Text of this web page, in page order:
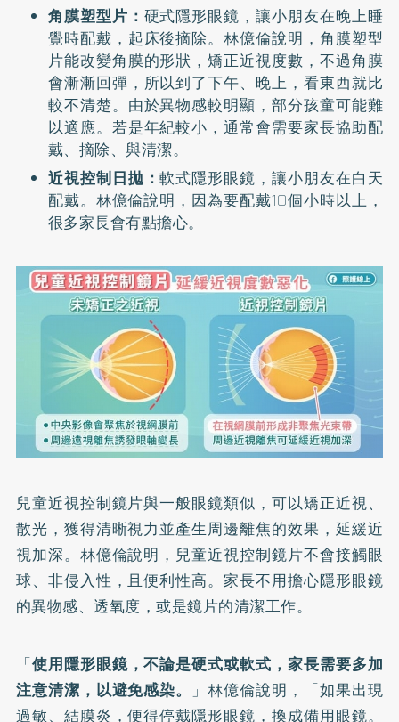
角膜塑型片： 硬式隱形眼鏡，讓小朋友在晚上睡
覺時配戴，起床後摘除。林億倫說明，角膜塑型
片能改變角膜的形狀，矯正近視度數，不過角膜
會漸漸回彈，所以到了下午、晚上，看東西就比
較不清楚。由於異物感較明顯，部分孩童可能難
以適應。若是年紀較小，通常會需要家長協助配
戴、摘除、與清潔。
近視控制日拋：軟式隱形眼鏡，讓小朋友在白天
配戴。林億倫說明，因為要配戴10個小時以上，
很多家長會有點擔心。
兒童近視控制鏡片與一般眼鏡類似，可以矯正近視、
散光，獲得清晰視力並產生周邊離焦的效果，延緩近
視加深。林億倫說明，兒童近視控制鏡片不會接觸眼
球、非侵入性，且便利性高。家長不用擔心隱形眼鏡
的異物感、透氧度，或是鏡片的清潔工作。
「使用隱形眼鏡，不論是硬式或軟式，家長需要多加
注意清潔，以避免感染。
」林億倫說明，「如果出現
過敏、結膜炎，便得停戴隱形眼鏡，換成備用眼鏡。